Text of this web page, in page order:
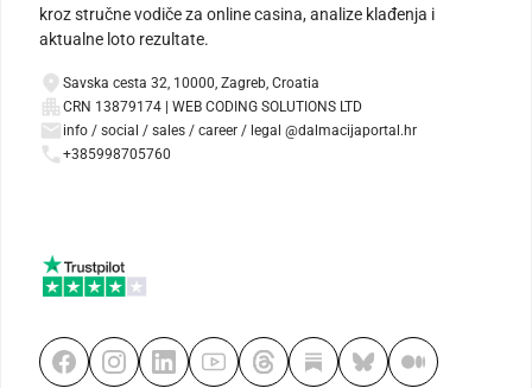
kroz stručne vodiče za online casina, analize klađenja i
aktualne loto rezultate.
Savska cesta 32, 10000, Zagreb, Croatia
CRN 13879174 | WEB CODING SOLUTIONS LTD
info / social / sales / career / legal @dalmacijaportal.hr
+385998705760